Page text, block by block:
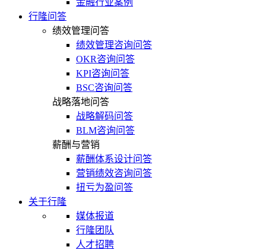
金融行业案例
行隆问答
绩效管理问答
绩效管理咨询问答
OKR咨询问答
KPI咨询问答
BSC咨询问答
战略落地问答
战略解码问答
BLM咨询问答
薪酬与营销
薪酬体系设计问答
营销绩效咨询问答
扭亏为盈问答
关于行隆
媒体报道
行隆团队
人才招聘